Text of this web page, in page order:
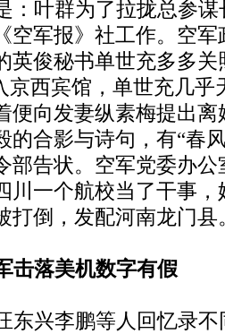
叶群为了拉拢总参谋
空军报》社工作。空
英俊秘书单世充多多
京西宾馆，单世充几
便向发妻纵素梅提出
的合影与诗句，有“春
部告状。空军党委办
川一个航校当了干事
打倒，发配河南龙门县
击落美机数字有假
兴李鹏等人回忆录不